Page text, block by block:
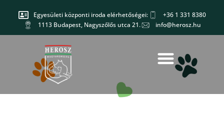
Egyesületi központi iroda elérhetőségei:
+36 1 331 8380
1113 Budapest, Nagyszőlős utca 21.
info@herosz.hu